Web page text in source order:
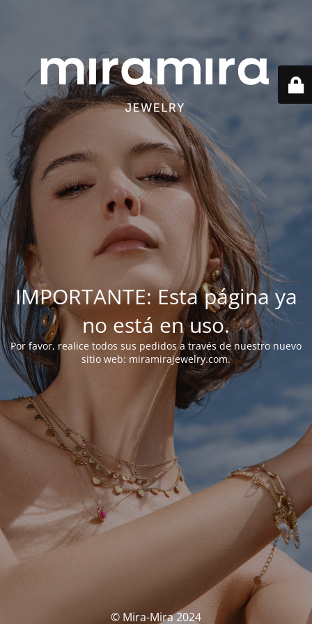
IMPORTANTE: Esta página ya
no está en uso.
Por favor, realice todos sus pedidos a través de nuestro nuevo
sitio web: miramirajewelry.com.
© Mira-Mira 2024